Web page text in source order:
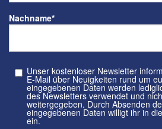
Nachname*
Unser kostenloser Newsletter informiert euch
E-Mail über Neuigkeiten rund um euren Spielverein. Eure
eingegebenen Daten werden lediglich zur Personalisierung
des Newsletters verwendet und nicht an Dritte
weitergegeben. Durch Absenden der
eingegebenen Daten willigt ihr in die Datenschutzerklärung
ein.